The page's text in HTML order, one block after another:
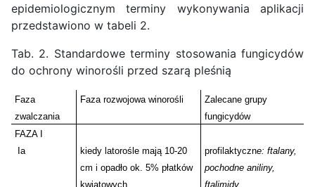
epidemiologicznym terminy wykonywania aplikacji
przedstawiono w tabeli 2.
Tab. 2. Standardowe terminy stosowania fungicydów
do ochrony winorośli przed szarą pleśnią
Faza
zwalczania
Faza rozwojowa winorośli
Zalecane grupy
fungicydów
FAZA I
Ia
kiedy latorośle mają 10-20
cm i opadło ok. 5% płatków
kwiatowych
profilaktyczne: ftalany,
pochodne aniliny,
ftalimidy